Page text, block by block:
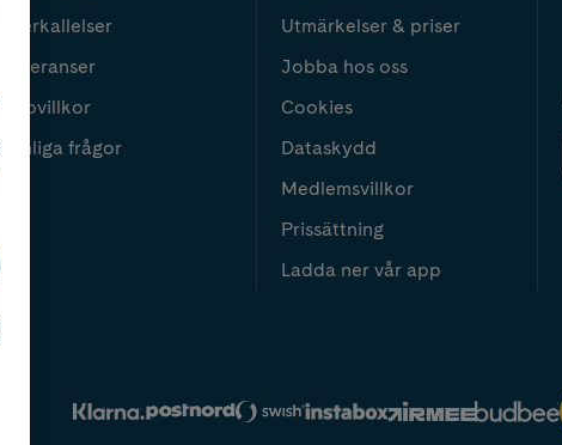
Återkallelser
Leveranser
Köpvillkor
Vanliga frågor
Utmärkelser & priser
Jobba hos oss
Cookies
Dataskydd
Medlemsvillkor
Prissättning
Ladda ner vår app